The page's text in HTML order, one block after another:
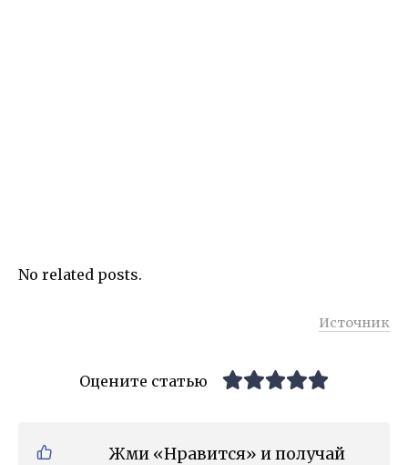
No related posts.
Источник
Оцените статью
Жми «Нравится» и получай